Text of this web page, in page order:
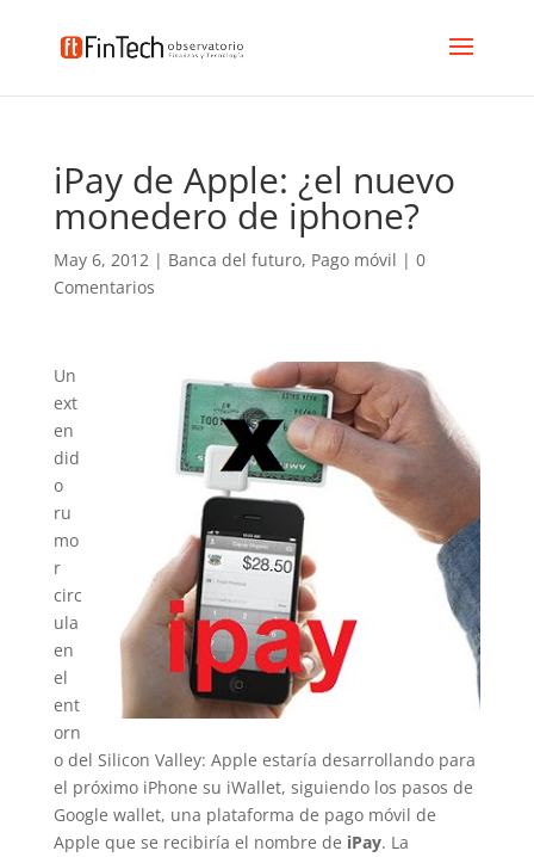
iPay de Apple: ¿el nuevo
monedero de iphone?
May 6, 2012| Banca del futuro, Pago móvil | 0
Comentarios
Un
ext
en
did
o
ru
mo
r
circ
ula
en
el
ent
orn
o del Silicon Valley: Apple estaría desarrollando para
el próximo iPhone su iWallet, siguiendo los pasos de
Google wallet, una plataforma de pago móvil de
Apple que se recibiría el nombre de iPay. La